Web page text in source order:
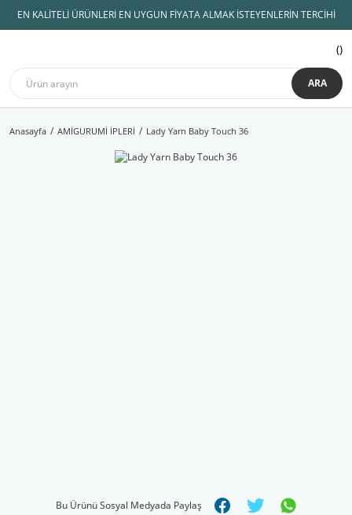
EN KALİTELİ ÜRÜNLERİ EN UYGUN FİYATA ALMAK İSTEYENLERİN TERCİHİ
ARA
Anasayfa AMİGURUMİ İPLERİ Lady Yarn Baby Touch 36
Bu Ürünü Sosyal Medyada Paylaş